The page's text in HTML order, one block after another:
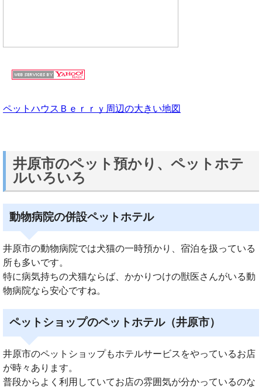
ペットハウスＢｅｒｒｙ周辺の大きい地図
井原市のペット預かり、ペットホテ
ルいろいろ
動物病院の併設ペットホテル
井原市の動物病院では犬猫の一時預かり、宿泊を扱っている
所も多いです。
特に病気持ちの犬猫ならば、かかりつけの獣医さんがいる動
物病院なら安心ですね。
ペットショップのペットホテル（井原市）
井原市のペットショップもホテルサービスをやっているお店
が時々あります。
普段からよく利用していてお店の雰囲気が分かっているのな